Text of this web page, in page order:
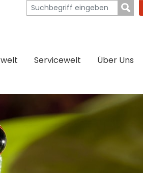
Servicewelt Über Uns